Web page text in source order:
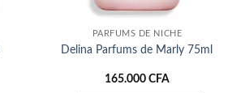
PARFUMS DE NICHE
Delina Parfums de Marly 75ml
165.000 CFA